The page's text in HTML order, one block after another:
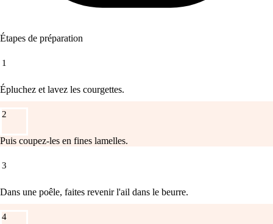
Étapes de préparation
1
Épluchez et lavez les courgettes.
2
Puis coupez-les en fines lamelles.
3
Dans une poêle, faites revenir l'ail dans le beurre.
4